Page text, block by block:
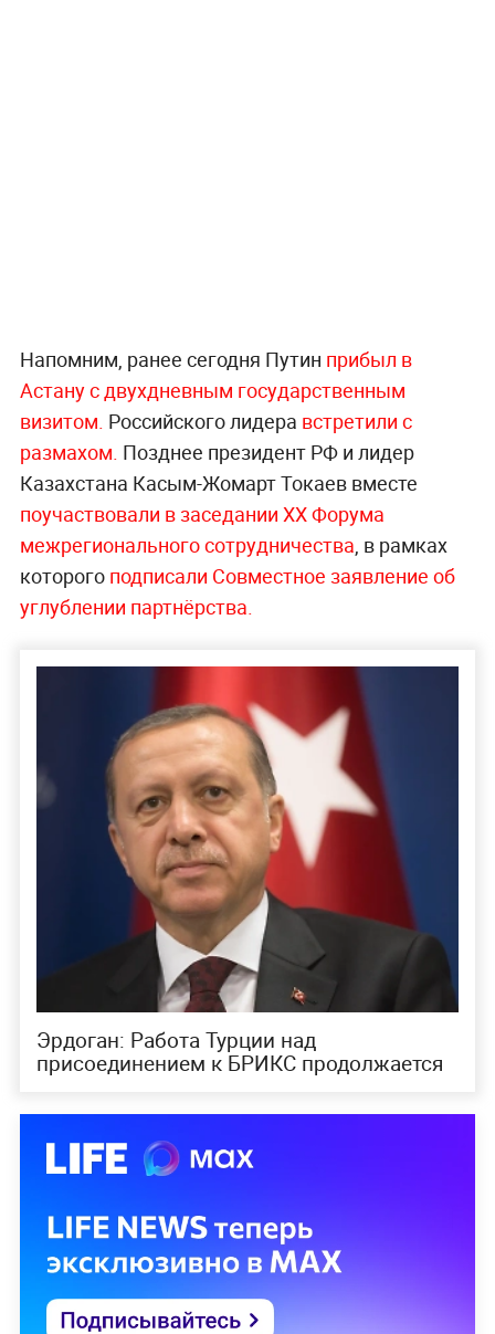
Напомним, ранее сегодня Путин прибыл в
Астану с двухдневным государственным
визитом. Российского лидера встретили с
размахом. Позднее президент РФ и лидер
Казахстана Касым-Жомарт Токаев вместе
поучаствовали в заседании XX Форума
межрегионального сотрудничества , в рамках
которого подписали Совместное заявление об
углублении партнёрства.
Эрдоган: Работа Турции над
присоединением к БРИКС продолжается